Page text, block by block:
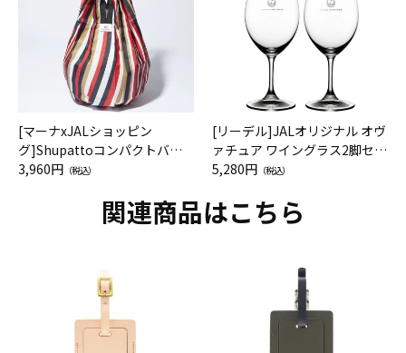
[マーナxJALショッピン
グ]Shupattoコンパクトバッ
グ Drop JAL客室乗務員（LC）
3,960円 （税込）
[リーデル]JALオリジナル オヴ
ァチュア ワイングラス2脚セッ
ト（レッドワイン）
5,280円 （税込）
関連商品はこちら